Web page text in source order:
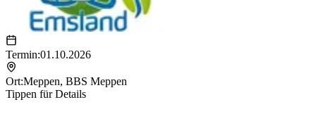
Termin:01.10.2026
Ort:Meppen, BBS Meppen
Tippen für Details